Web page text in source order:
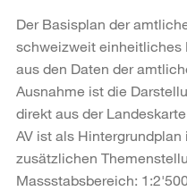
Der Basisplan der
schweizweit einheitliches
aus den Daten der
Ausnahme ist die
direkt aus der
AV ist als
zusätzlichen
Massstabsbereich: